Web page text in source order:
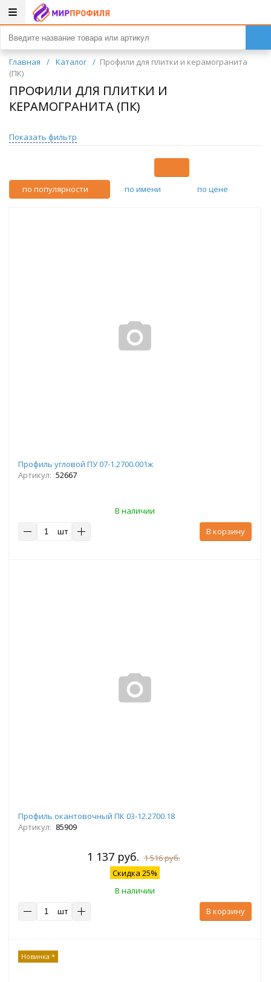
Главная / Каталог / Профили для плитки и керамогранита
(ПК)
ПРОФИЛИ ДЛЯ ПЛИТКИ И
КЕРАМОГРАНИТА (ПК)
Показать фильтр
по популярности по имени по цене
Профиль угловой ПУ 07-1.2700.001ж
Артикул: 52667
В наличии
шт
В корзину
Профиль окантовочный ПК 03-12.2700.18
Артикул: 85909
1 137 руб. 1 516 руб.
Скидка 25%
В наличии
шт
В корзину
Новинка *